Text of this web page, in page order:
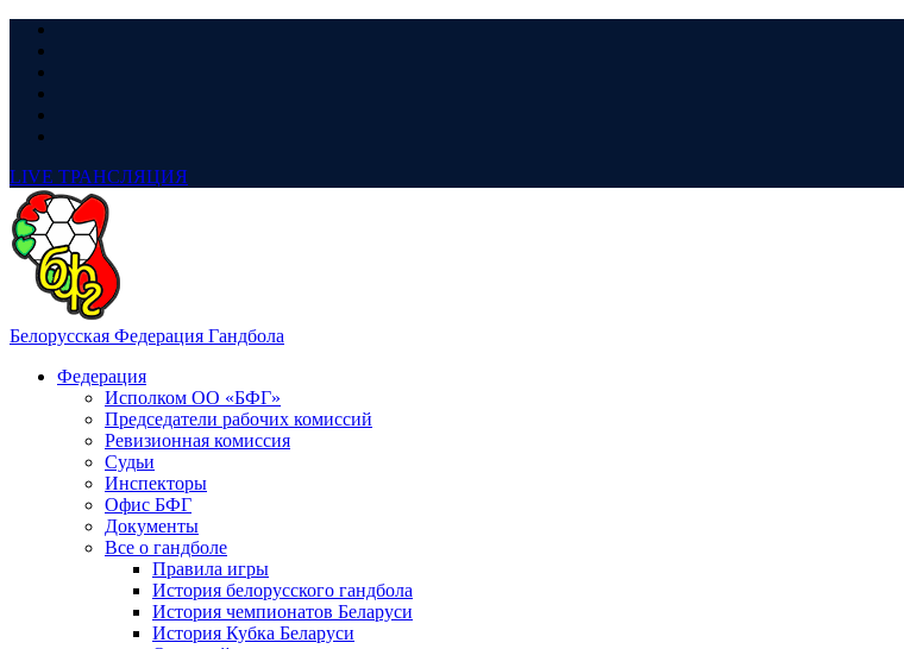
LIVE ТРАНСЛЯЦИЯ
Белорусская Федерация Гандбола
Федерация
Исполком ОО «БФГ»
Председатели рабочих комиссий
Ревизионная комиссия
Судьи
Инспекторы
Офис БФГ
Документы
Все о гандболе
Правила игры
История белорусского гандбола
История чемпионатов Беларуси
История Кубка Беларуси